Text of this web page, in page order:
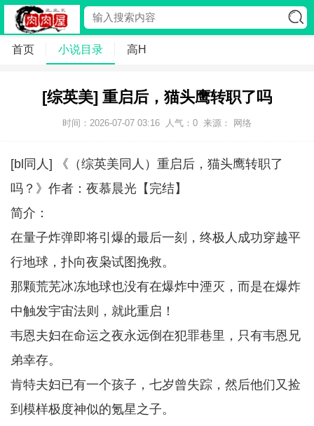
首页 小说目录 高H
[综英美] 重启后，猫头鹰转职了吗
时间：2026-07-07 03:16 人气： 0 来源： 网络
[bl同人] 《（综英美同人）重启后，猫头鹰转职了
吗？》作者：夜慕晨光【完结】
简介：
在量子炸弹即将引爆的最后一刻，终极人成功穿越平
行地球，扑向夜枭试图挽救。
那颗荒芜冰冻地球也没有在爆炸中湮灭，而是在爆炸
中触发宇宙法则，就此重启！
韦恩夫妇在命运之夜永远倒在犯罪巷里，只有韦恩兄
弟幸存。
肯特夫妇已有一个孩子，七岁曾失踪，然后他们又捡
到模样极度神似的氪星之子。